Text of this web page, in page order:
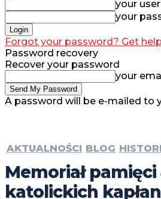
your
your
Forgot your password? Get help
Password recovery
Recover your password
your
A password will be e-mailed to
AKTUALNOŚCI BLOG
Memoriał pamięci
katolickich